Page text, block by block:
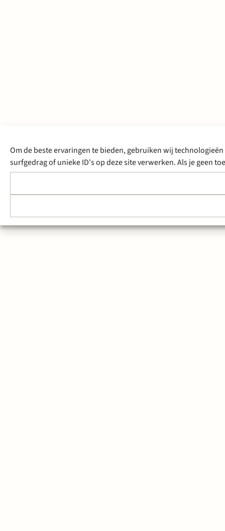
Om de beste ervaringen te bieden, gebruiken wij
surfgedrag of unieke ID's op deze site verwerken. Als je geen